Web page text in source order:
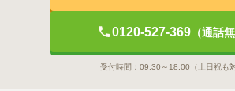
0120-527-369（通話無
受付時間： 09:30～18:00 （土日祝も